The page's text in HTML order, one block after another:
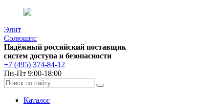
Элит
Солюшнс
Надёжный российский поставщик
систем доступа и безопасности
+7 (495) 374-84-12
Пн-Пт 9:00-18:00
Каталог